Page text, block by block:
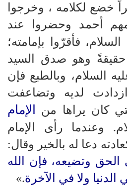
خضع لكلامه ، وخرجوا
أحمد وحضروا عند
السلام، فأقرّوا بإمامته؛
حقيقةً وهو صدق السيد
السلام، وبالطبع فإن
لديه وتضاعفت
كان يراها من الإمام
وعندما رأى الإمام
دعا له بالخير وقال:
وتضيعه، فإن الله
ولا في الآخرة.»